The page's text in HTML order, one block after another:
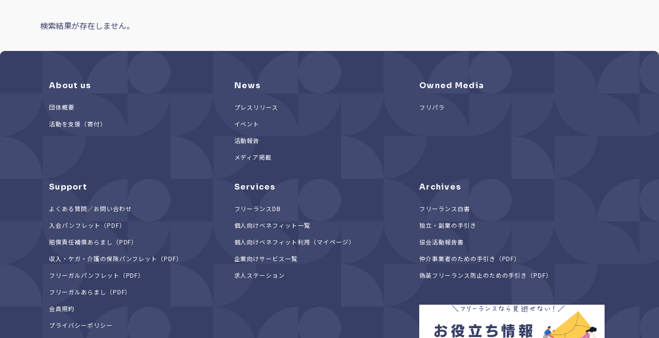
検索結果が存在しません。
About us
団体概要
活動を支援（寄付）
News
プレスリリース
イベント
活動報告
メディア掲載
Owned Media
フリパラ
Support
よくある質問／お問い合わせ
入会パンフレット（PDF）
賠償責任補償あらまし（PDF）
収入・ケガ・介護の保険パンフレット（PDF）
フリーガルパンフレット（PDF）
フリーガルあらまし（PDF）
会員規約
プライバシーポリシー
Services
フリーランスDB
個人向けベネフィット一覧
個人向けベネフィット利用（マイページ）
企業向けサービス一覧
求人ステーション
Archives
フリーランス白書
独立・副業の手引き
協会活動報告書
仲介事業者のための手引き（PDF）
偽装フリーランス防止のための手引き（PDF）